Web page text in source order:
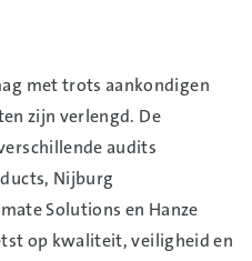
met trots aankondigen
zijn verlengd. De
audits
Nijburg
Solutions en Hanze
op kwaliteit, veiligheid en